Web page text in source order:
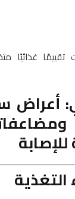
تقييمًا غذائيًا
أعراض